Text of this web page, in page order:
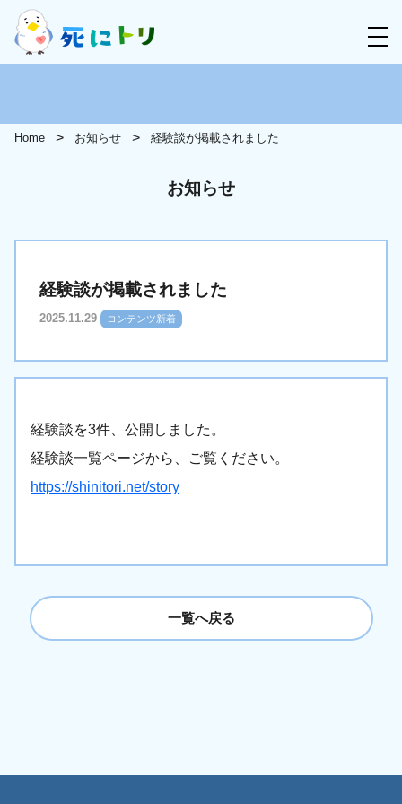
Home お知らせ 経験談が掲載されました
お知らせ
経験談が掲載されました
2025.11.29 コンテンツ新着
経験談を3件、公開しました。
経験談一覧ページから、ご覧ください。
https://shinitori.net/story
一覧へ戻る